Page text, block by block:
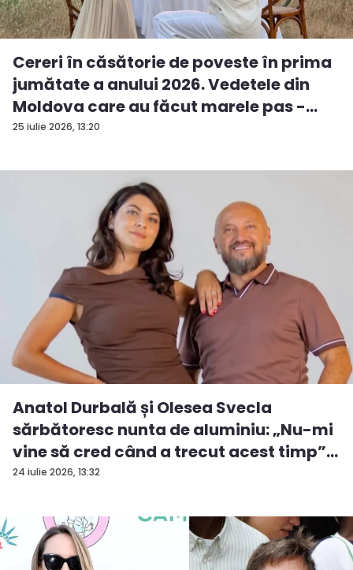
25 iulie 2026, 13:20
Cereri în căsătorie de poveste în prima
jumătate a anului 2026. Vedetele din
Moldova care au făcut marele pas -
FO...
24 iulie 2026, 13:32
Anatol Durbală și Olesea Svecla
sărbătoresc nunta de aluminiu: „Nu-mi
vine să cred când a trecut acest timp”
...